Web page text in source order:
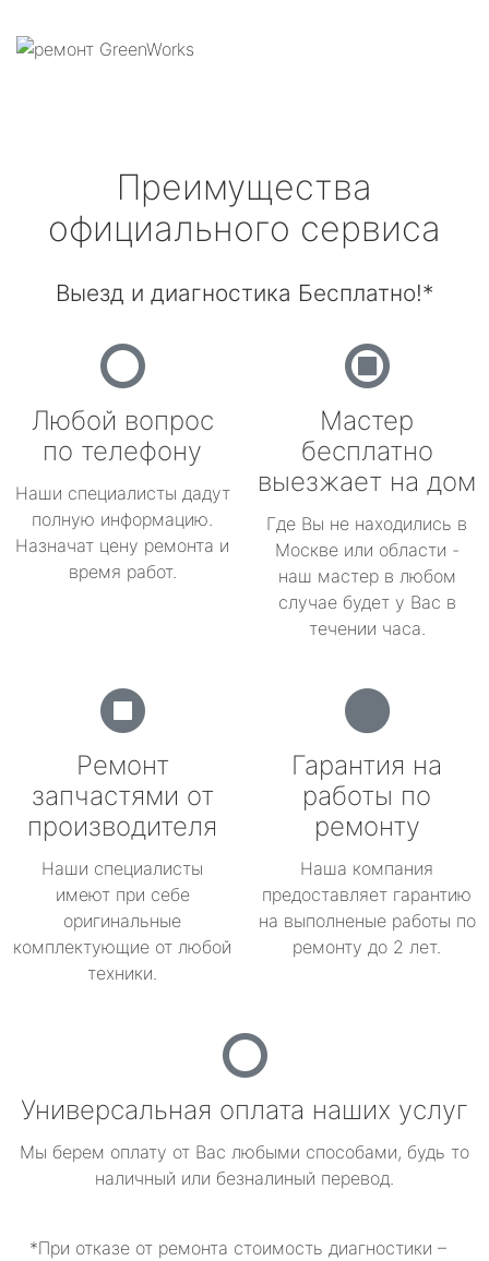
Преимущества
официального сервиса
Выезд и диагностика Бесплатно!*
Любой вопрос
по телефону
Наши специалисты дадут
полную информацию.
Назначат цену ремонта и
время работ.
Мастер
бесплатно
выезжает на дом
Где Вы не находились в
Москве или области -
наш мастер в любом
случае будет у Вас в
течении часа.
Ремонт
запчастями от
производителя
Наши специалисты
имеют при себе
оригинальные
комплектующие от любой
техники.
Гарантия на
работы по
ремонту
Наша компания
предоставляет гарантию
на выполненые работы по
ремонту до 2 лет.
Универсальная оплата наших услуг
Мы берем оплату от Вас любыми способами, будь то
наличный или безналиный перевод.
*При отказе от ремонта стоимость диагностики –